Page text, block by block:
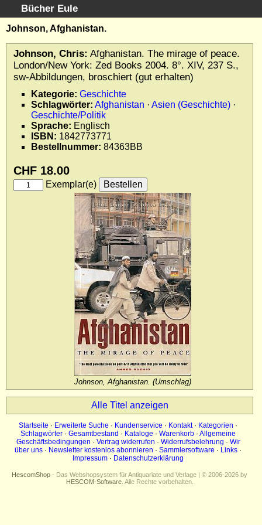
Bücher Eule
Schnellsuche
Startseite
Erweiterte Suche
Kundenservice
Kontakt
Kategorien
Schlagwörter
Gesamtbestand
Kataloge
Warenkorb
Allgemeine Geschäftsbedingungen
Newsletter kostenlos abonnieren
Johnson, Afghanistan.
Johnson, Chris: Afghanistan. The mirage of peace.
London/New York: Zed Books 2004. 8°. XIV, 237 S.,
sw-Abbildungen, broschiert (gut erhalten)
Kategorie: Geschichte
Schlagwörter: Afghanistan · Asien (Geschichte) ·
Geschichte/Politik
Sprache: Englisch
ISBN: 1842773771
Bestellnummer: 84363BB
CHF 18.00
Exemplar(e)
Johnson, Afghanistan. (Umschlag)
Alle Titel anzeigen
Startseite · Erweiterte Suche · Kundenservice · Kontakt· Kategorien ·
Schlagwörter · Gesamtbestand · Kataloge · Warenkorb · Allgemeine
Geschäftsbedingungen · Vertrag widerrufen · Widerrufsbelehrung · Wir
über uns · Newsletter kostenlos abonnieren · Sammlersoftware · Links ·
Impressum · Datenschutzerklärung
HescomShop - Das Webshopsystem für Antiquariate und Verlage | © 2006-2026 by
HESCOM-Software. Alle Rechte vorbehalten.